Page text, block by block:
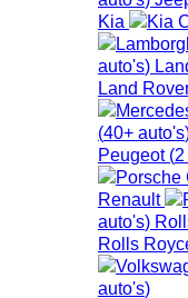
Kia
auto's)
Land
(40+ auto's
Peugeot (2
Renault
auto's)
Rolls
auto's)